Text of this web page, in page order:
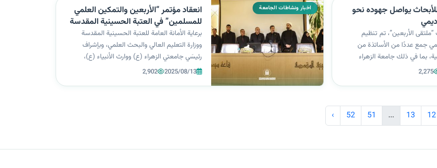
للأبحاث يواصل جهوده نحو
الأربعين”، تم تنظيم
جمع عددًا من الأساتذة من
بما في ذلك جامعة الزهراء
الأوسط التقنية، وجامعة بابل،2,275
اخبار ونشاطات الجامعة
انعقاد مؤتمر “الأربعين والتمكين العلمي
للمسلمين” في العتبة الحسينية المقدسة
برعاية الأمانة العامة للعتبة الحسينية المقدسة
ووزارة التعليم العالي والبحث العلمي، وبإشراف
رئيسَي جامعتي الزهراء (ع) ووارث الأنبياء (ع)،
وبالتعاون مع وزارة العلوم الإيرانية، انطلقت على قاعة
2025/08/13
2,902
12
13
...
51
52
›